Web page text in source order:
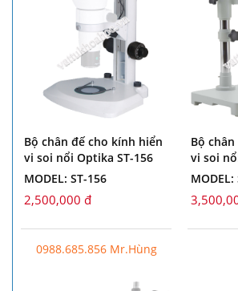
Bộ chân đế cho kính hiển
vi soi nổi Optika ST-156
MODEL: ST-156
2,500,000 đ
Bộ
vi soi
MODEL:
0988.685.856 Mr.Hùng